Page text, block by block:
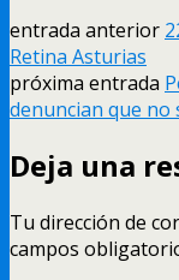
entrada anterior
Retina Asturias
próxima entrada
denuncian que no
Deja una
Tu dirección de
campos